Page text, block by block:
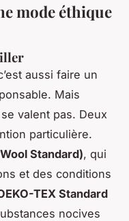
mode éthique
aussi faire un
Mais
valent pas. Deux
particulière.
Standard), qui
et des conditions
TEX Standard
nocives